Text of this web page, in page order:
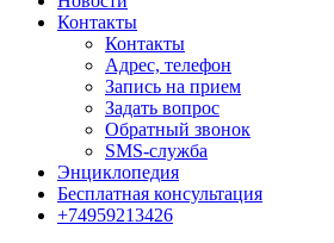
Контакты
Контакты
Адрес, телефон
Запись на прием
Задать вопрос
Обратный звонок
SMS-служба
Энциклопедия
Бесплатная консультация
+74959213426